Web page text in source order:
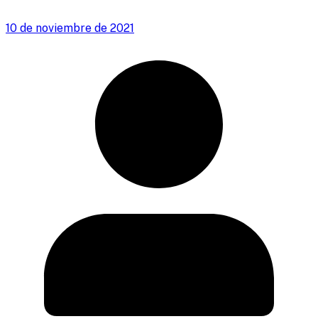
10 de noviembre de 2021